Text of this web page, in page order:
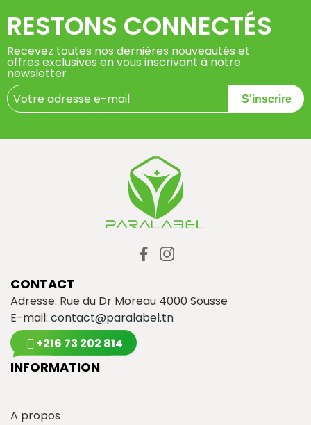
RESTONS CONNECTÉS
Recevez toutes nos dernières nouveautés et
offres exclusives en vous inscrivant à notre
newsletter
S'inscrire
CONTACT
Adresse: Rue du Dr Moreau 4000 Sousse
E-mail: contact@paralabel.tn
+216 73 202 814
INFORMATION
A propos